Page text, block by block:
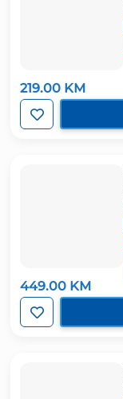
219.00 KM
449.00 KM